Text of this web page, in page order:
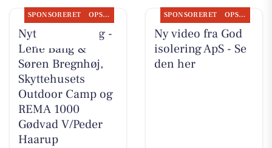
SPONSORERET OPSLAGSTAVLEN
Nyt fra CD Bolig -
Lene Bang &
Søren Bregnhøj,
Skyttehusets
Outdoor Camp og
REMA 1000
Gødvad V/Peder
Haarup
SPONSORERET OPSLAGSTAVLEN
Ny video fra God
isolering ApS - Se
den her